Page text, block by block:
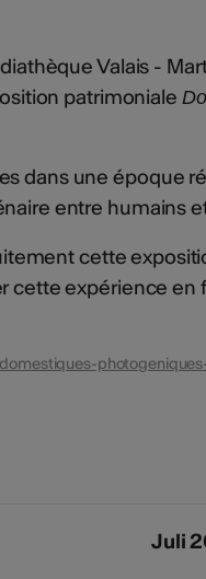
Valais -
patrimoniale
dans une époque
entre humains
cette
cette expérience en
Juli